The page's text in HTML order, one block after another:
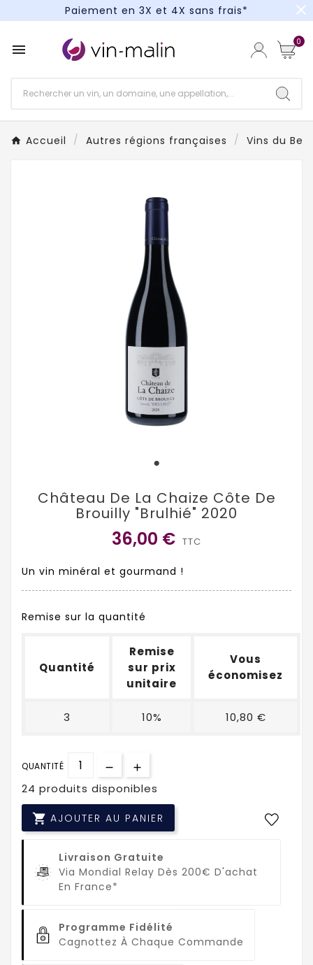
Paiement en 3X et 4X sans frais*
Paiement en 3X et 4X sans frais*
close
 0
Accueil Autres régions françaises Vins du
Château De La Chaize Côte De
Brouilly "Brulhié" 2020
36,00 € TTC
Un vin minéral et gourmand !
Remise sur la quantité
Quantité
Remise
sur prix
unitaire
Vous
économisez
3 10% 10,80 €
QUANTITÉ
24 produits disponibles
 AJOUTER AU PANIER
Livraison Gratuite
Via Mondial Relay Dès 200€ D'achat
En France*
Programme Fidélité
Cagnottez À Chaque Commande